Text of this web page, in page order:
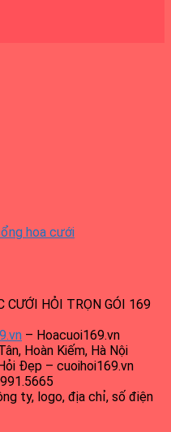
hoa cưới
CƯỚI HỎI TRỌN GÓI 169
– Hoacuoi169.vn
Hoàn Kiếm, Hà Nội
Đẹp – cuoihoi169.vn
ty, logo, địa chỉ, số điện